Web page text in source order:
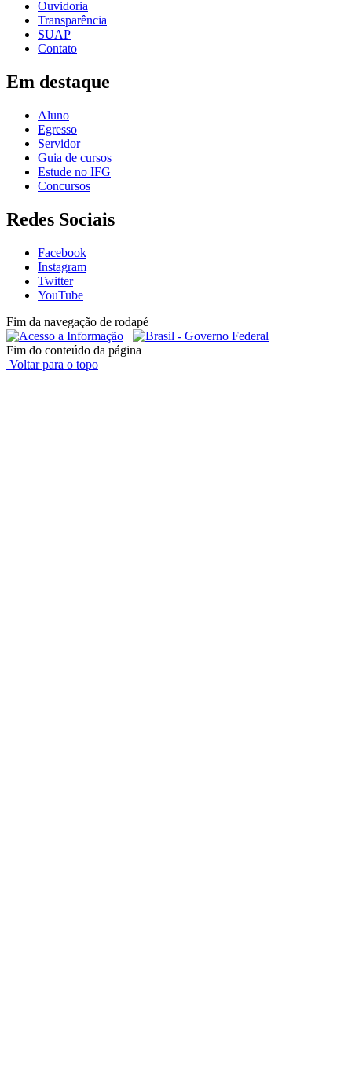
Ouvidoria
Transparência
SUAP
Contato
Em destaque
Aluno
Egresso
Servidor
Guia de cursos
Estude no IFG
Concursos
Redes Sociais
Facebook
Instagram
Twitter
YouTube
Fim da navegação de rodapé
Fim do conteúdo da página
Voltar para o topo